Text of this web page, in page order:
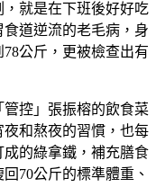
就是在下班後好好吃
道逆流的老毛病，身
公斤，更被檢查出有
控」張振榕的飲食菜
和熬夜的習慣，也每
的綠拿鐵，補充膳食
70公斤的標準體重、